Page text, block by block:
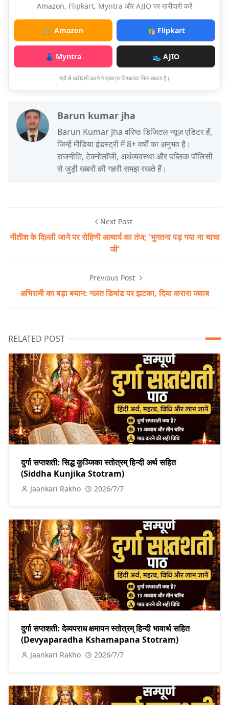
Amazon, Flipkart, Myntra और AJIO पर खरीदारी करें
🛒 Amazon 🛍️ Flipkart
👗 Myntra 👟 AJIO
यहाँ से खरीदारी करने पे एक्स्ट्रा डिस्काउंट मिल सकता है।
Barun kumar jha
Barun Kumar Jha वरिष्ठ डिजिटल न्यूज़ एडिटर हैं,
जिन्हें मीडिया इंडस्ट्री में 8+ वर्षों का अनुभव है।
राजनीति, टेक्नोलॉजी, अर्थव्यवस्था और पब्लिक पॉलिसी
से जुड़ी खबरों की गहरी समझ रखते हैं।
Next Post
नीतीश के द‍िल्‍ली जाने पर रोह‍िणी आचार्य का तंज; 'भुगतना पड़ गया ना चाचा
जी'
Previous Post
अभिरामी का बड़ा बयान: गलत डिमांड पर झटका, दिया करारा जवाब
RELATED POST
दुर्गा सप्तशती: सिद्ध कुञ्जिका स्तोत्रम् हिन्दी अर्थ सहित
(Siddha Kunjika Stotram)
Jaankari Rakho 2026/7/7
दुर्गा सप्तशती: देव्यपराध क्षमापन स्तोत्रम् हिन्दी भावार्थ सहित
(Devyaparadha Kshamapana Stotram)
Jaankari Rakho 2026/7/7